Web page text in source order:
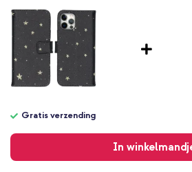
Sterren
A2172, A2341, A2402,
A2407, A2408
Bookcase
Hoesje
Volledige
Gratis verzending
In
verzending